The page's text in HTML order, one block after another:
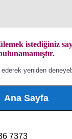
istediğiniz
yeniden
Ana Sayfa
7373